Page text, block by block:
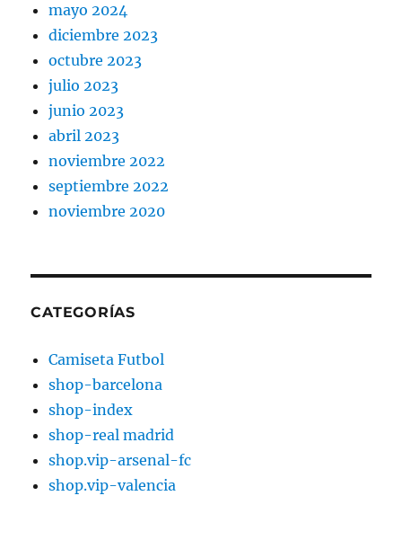
mayo 2024
diciembre 2023
octubre 2023
julio 2023
junio 2023
abril 2023
noviembre 2022
septiembre 2022
noviembre 2020
CATEGORÍAS
Camiseta Futbol
shop-barcelona
shop-index
shop-real madrid
shop.vip-arsenal-fc
shop.vip-valencia